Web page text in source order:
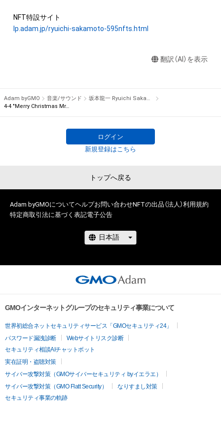
one by one and converted into a unique NFT.
note is numbered for each bar, composing a total of 595
There is only one item for each note in the world, being the
first NFT by Ryuichi Sakamoto.
Furthermore, the owners of this collectible NFT item can join
the auction for “NFT for the rights to obtain “Merry
Christmas Mr. Lawrence” by Ryuichi Sakamoto handwritten
buyer benefit for this NFT is the limited download link for WAV
file of the full version of “Merry Christmas Mr. Lawrence -
2021”, which will be sent via email at a later date.
The part “X-X” added to the beginning of the NFT item name
represents the bar number and the note number within the
Ryuichi Sakamoto 坂本龍一”, it indicates the NFT for the 1st
5 notes (ex. bar 23),
8 notes (ex. bars 57, 58...),
12 notes (ex. bars 1, 2, 3...),
The tail of the last note of each bar can be heard in the first
note of next bar.
- The reference note is the highest note in the right hand (if
there is harmony)
ースエンジニアリングを含みますが、これらに限りません。)を
行うことはできません。
瑕疵（安全性、信頼性、正確性、完全性、有効性、特定の目的への
ることを保証するものでなく、当該瑕疵又は購入者等が使用す
るコンピューター、回線、ソフトウェア若しくはプラットフォー
ないものとします。また当社は、本サービスに関して、購入者等
と第三者との間において生じた取引、連絡または紛争等につい
て一切責任を負わないものとします。
責が制限される場合、株式会社幻冬舎の責任は、債務不履行また
賠償金額の上限は、本ＮＦＴに関して株式会社幻冬舎が最初に
購入者から販売代金として受領した金額とします。ただし、当
社の故意又は重過失に起因する場合はこれらの限定を設けずに
賠償をするものとします。
●Cautions Regarding Copyrights
(including the rights to obtain or to apply for registration of
such rights) regarding the contents such as images, texts,
audio and videos etc. available for viewing, downloading and
for use to non-buyers or not) for buyers or owners of this
NFT (hereinafter referred to as the “Buyers”) are reserved by
Ryuichi Sakamoto and Gentosha Inc. In other words, owning
this NFT or the Contents data (hereinafter referred to as
lp.adam.jp/ryuichi-sakamoto-595nfts.html
翻訳（AI）を表示
Adam byGMO 音楽/サウンド
坂本龍一 Ryuichi Sakamoto
4-4 "Merry Christmas Mr. Lawrence" Ryuichi Sakamoto 坂本 龍一
ログイン
新規登録はこちら
トップへ戻る
Adam byGMOについてヘルプお問い合わせNFTの出品（法人）利用規約
特定商取引法に基づく表記電子公告
GMOインターネットグループのセキュリティ事業について
世界初総合ネットセキュリティサービス「GMOセキュリティ24」
パスワード漏洩診断
Webサイトリスク診断
セキュリティ相談AIチャットボット
実在証明・盗聴対策
サイバー攻撃対策（GMOサイバーセキュリティ byイエラエ）
サイバー攻撃対策（GMO Flatt Security）
なりすまし対策
セキュリティ事業の軌跡